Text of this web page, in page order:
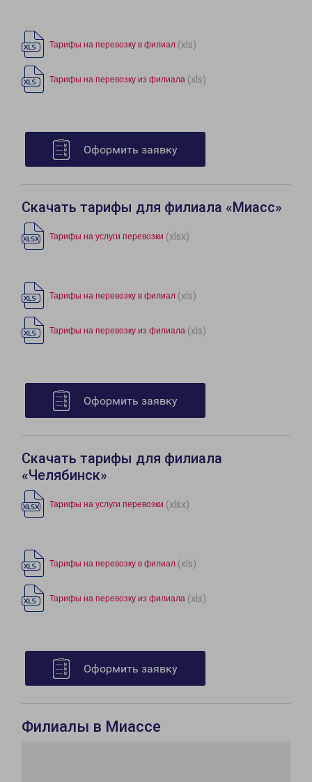
Тарифы на перевозку в филиал (xls)
Тарифы на перевозку из филиала (xls)
Оформить заявку
Скачать тарифы для филиала «Миасс»
Тарифы на услуги перевозки (xlsx)
Тарифы на перевозку в филиал (xls)
Тарифы на перевозку из филиала (xls)
Оформить заявку
Скачать тарифы для филиала
«Челябинск»
Тарифы на услуги перевозки (xlsx)
Тарифы на перевозку в филиал (xls)
Тарифы на перевозку из филиала (xls)
Оформить заявку
Филиалы в Миассе